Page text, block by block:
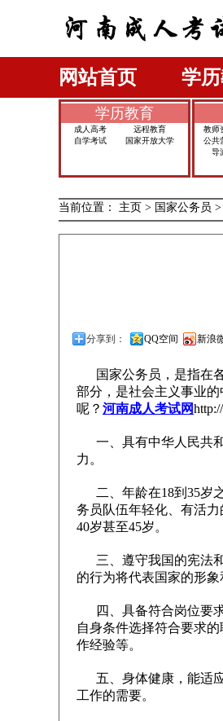
网站首页 学
学历教育
成人高考
远程教育
自学考试
国家开放大学
教师
公共
导
当前位置： 主页 > 国家公务员 >
分享到： QQ空间 新浪
国家公务员，是指在各
部分，是社会主义事业
呢？ 河南成人考试网
一、具有中华人民共和
力。
二、年龄在18到35岁
务员队伍年轻化、有活
40岁甚至45岁。
三、遵守我国的宪法和
的行为将代表国家的形象
四、具备符合岗位要求
自身条件选择符合要求
作经验等。
五、身体健康，能适应
工作的需要。